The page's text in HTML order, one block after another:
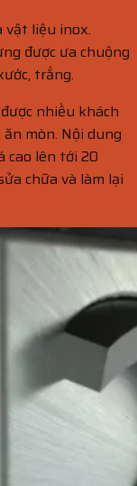
vật liệu inox.
được ưa chuộng
trắng.
nhiều khách
mòn. Nội dung
cao lên tới 20
chữa và làm lại